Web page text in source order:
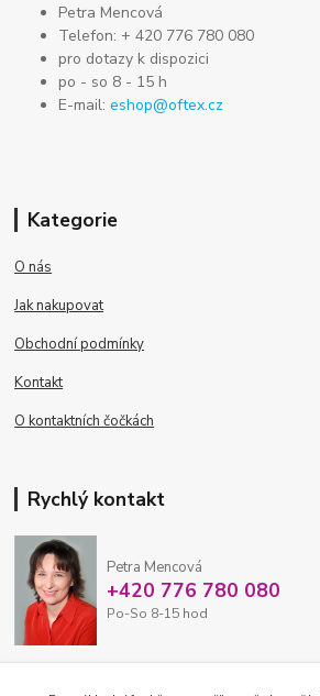
Petra Mencová
Telefon: + 420 776 780 080
pro dotazy k dispozici
po - so 8 - 15 h
E-mail:eshop@oftex.cz
Kategorie
O nás
Jak nakupovat
Obchodní podmínky
Kontakt
O kontaktních čočkách
Rychlý kontakt
Petra Mencová
+420 776 780 080
Po-So 8-15 hod